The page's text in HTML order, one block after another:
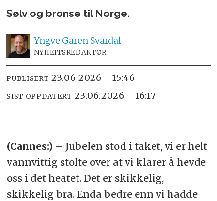
Sølv og bronse til Norge.
Yngve Garen Svardal
NYHEITSREDAKTØR
PUBLISERT 23.06.2026 - 15:46
SIST OPPDATERT 23.06.2026 - 16:17
(Cannes:) – Jubelen stod i taket, vi er helt
vannvittig stolte over at vi klarer å hevde
oss i det heatet. Det er skikkelig,
skikkelig bra. Enda bedre enn vi hadde